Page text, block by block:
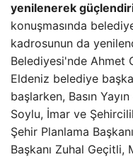
yenilenerek
konuşmasında
kadrosunun da
Belediyesi'nde Ahmet
Eldeniz belediye
başlarken, Basın
Soylu, İmar ve
Şehir Planlama
Başkanı Zuhal Geçitli,